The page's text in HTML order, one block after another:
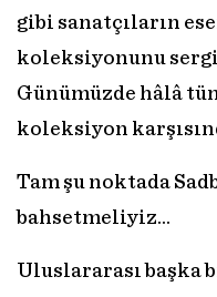
gibi sanatçıların
koleksiyonunu
Günümüzde hâlâ
koleksiyon
Tam şu noktada
bahsetmeliyiz...
Uluslararası başka